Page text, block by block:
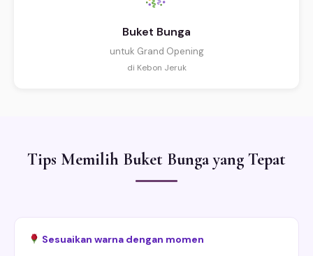
Buket Bunga
untuk Grand Opening
di Kebon Jeruk
Tips Memilih Buket Bunga yang Tepat
Sesuaikan warna dengan momen